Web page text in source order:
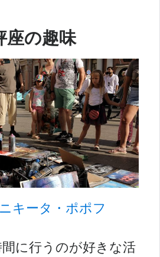
座の趣味
ニキータ・ポポフ
に行うのが好きな活